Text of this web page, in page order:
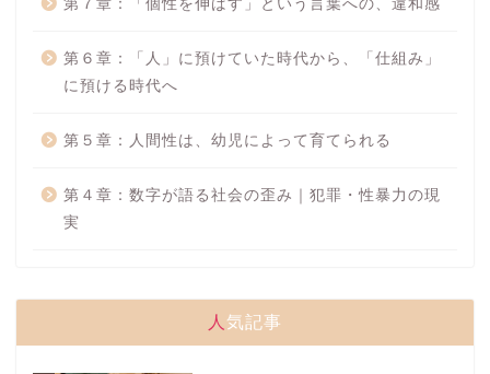
第７章：「個性を伸ばす」という言葉への、違和感
第６章：「人」に預けていた時代から、「仕組み」
に預ける時代へ
第５章：人間性は、幼児によって育てられる
第４章：数字が語る社会の歪み｜犯罪・性暴力の現
実
人気記事